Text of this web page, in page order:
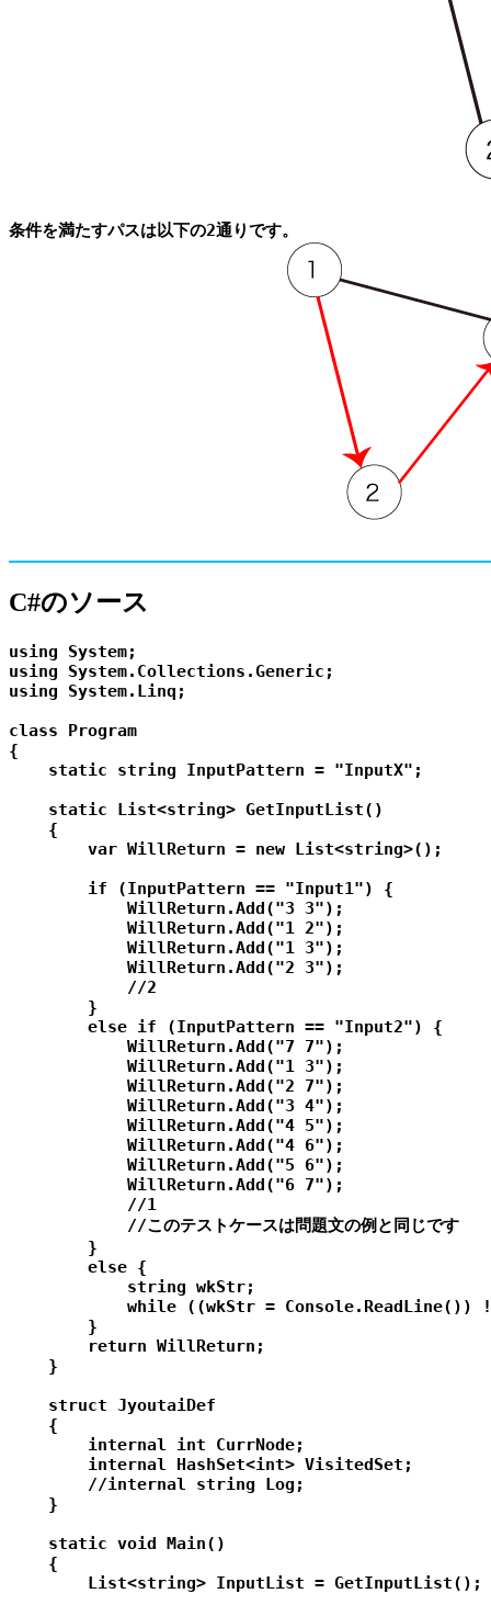
C#のソース
using System;
using System.Collections.Generic;
using System.Linq;
class Program
{
    static string InputPattern = "InputX";
    static List<string> GetInputList()
    {
        var WillReturn = new List<string>();
        if (InputPattern == "Input1") {
            WillReturn.Add("3 3");
            WillReturn.Add("1 2");
            WillReturn.Add("1 3");
            WillReturn.Add("2 3");
            //2
        }
        else if (InputPattern == "Input2") {
            WillReturn.Add("7 7");
            WillReturn.Add("1 3");
            WillReturn.Add("2 7");
            WillReturn.Add("3 4");
            WillReturn.Add("4 5");
            WillReturn.Add("4 6");
            WillReturn.Add("5 6");
            WillReturn.Add("6 7");
            //1
            //このテストケースは問題文の例と同じです
        }
        else {
            string wkStr;
while ((wkStr = Console.ReadLine())
        }
        return WillReturn;
    }
    struct JyoutaiDef
    {
        internal int CurrNode;
        internal HashSet<int> VisitedSet;
        //internal string Log;
    }
    static void Main()
    {
        List<string> InputList = GetInputList();